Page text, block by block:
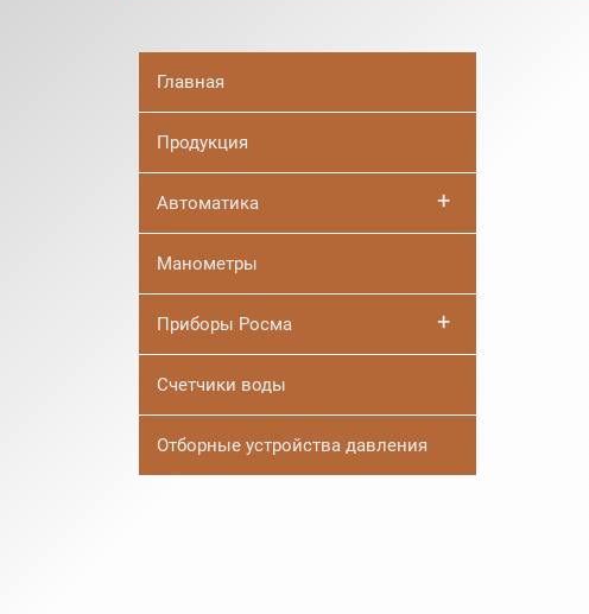
Главная
Продукция
Автоматика +
Манометры
Приборы Росма +
Счетчики воды
Отборные устройства давления